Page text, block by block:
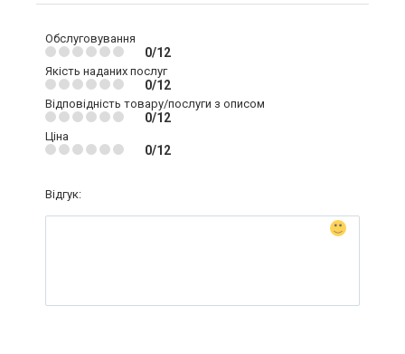
Обслуговування
0/12
Якість наданих послуг
0/12
Відповідність товару/послуги з описом
0/12
Ціна
0/12
Відгук: